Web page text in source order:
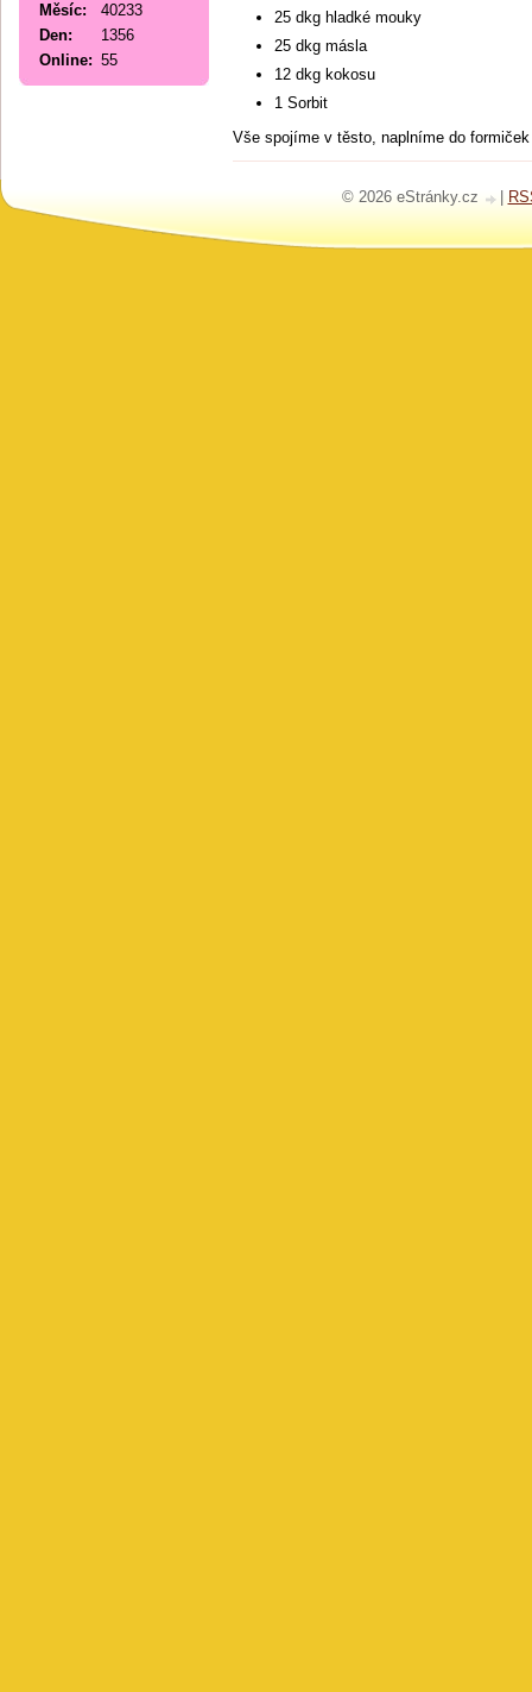
25 dkg hladké mouky
25 dkg másla
12 dkg kokosu
1 Sorbit
Vše spojíme v těsto, naplníme do
Online: 55
Měsíc:
40233
Den:
1356
© 2026 eStránky.cz